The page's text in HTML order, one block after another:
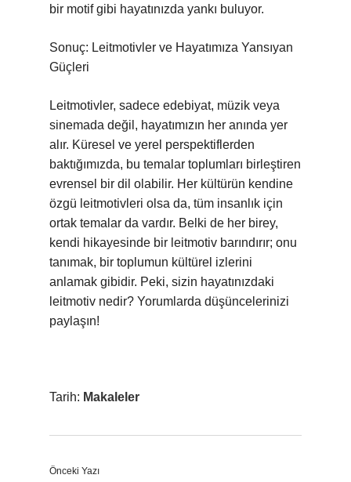
bir motif gibi hayatınızda yankı buluyor.
Sonuç: Leitmotivler ve Hayatımıza Yansıyan
Güçleri
Leitmotivler, sadece edebiyat, müzik veya
sinemada değil, hayatımızın her anında yer
alır. Küresel ve yerel perspektiflerden
baktığımızda, bu temalar toplumları birleştiren
evrensel bir dil olabilir. Her kültürün kendine
özgü leitmotivleri olsa da, tüm insanlık için
ortak temalar da vardır. Belki de her birey,
kendi hikayesinde bir leitmotiv barındırır; onu
tanımak, bir toplumun kültürel izlerini
anlamak gibidir. Peki, sizin hayatınızdaki
leitmotiv nedir? Yorumlarda düşüncelerinizi
paylaşın!
Tarih: Makaleler
Önceki Yazı